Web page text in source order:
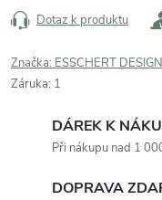
Dotaz k produktu
Značka: ESSCHERT DESIGN
Záruka: 1
DÁREK K
Při nákupu nad 1
DOPRAVA